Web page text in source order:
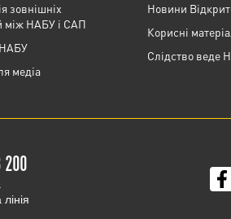
зовнішніх
між НАБУ і САП
НАБУ
медіа
Новини
Корисні
Слідство веде